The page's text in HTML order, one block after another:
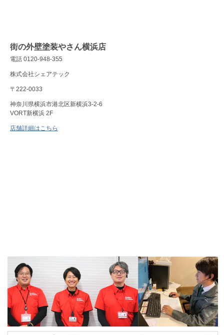
街の外壁塗装やさん横浜店
電話 0120-948-355
株式会社シェアテック
〒222-0033
神奈川県横浜市港北区新横浜3-2-6
VORT新横浜 2F
店舗詳細はこちら